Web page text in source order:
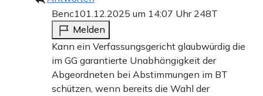
Benc101.12.2025 um 14:07 Uhr 248T
Melden
Kann ein Verfassungsgericht glaubwürdig die
im GG garantierte Unabhängigkeit der
Abgeordneten bei Abstimmungen im BT
schützen, wenn bereits die Wahl der